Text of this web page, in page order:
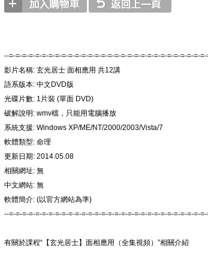
--=-=-=-=-=-=-=-=-=-=-=-=-=-=-=-=-=-=-=-=-=-=-=-=-=-=-=-=-=-
影片名稱: 玄光居士 面相應用 共12講
語系版本: 中文DVD版
光碟片數: 1片裝 (單面 DVD)
破解說明: wmv檔，只能用電腦播放
系統支援: Windows XP/ME/NT/2000/2003/Vista/7
軟體類型: 命理
更新日期: 2014.05.08
相關網址: 無
中文網站: 無
軟體簡介: (以官方網站為準)
--=-=-=-=-=-=-=-=-=-=-=-=-=-=-=-=-=-=-=-=-=-=-=-=-=-=-=-=-=-
有關於課程“【玄光居士】面相應用（全集視頻）”相關介紹